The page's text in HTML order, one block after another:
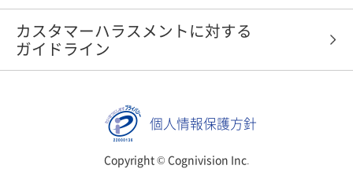
カスタマーハラスメントに対する
ガイドライン
個人情報保護方針
Copyright © Cognivision Inc.